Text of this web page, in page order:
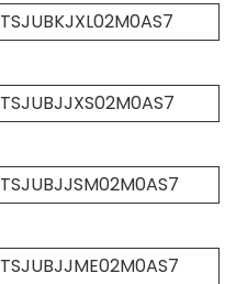
TSJUBKJXL02M0AS7
TSJUBJJXS02M0AS7
TSJUBJJSM02M0AS7
TSJUBJJME02M0AS7